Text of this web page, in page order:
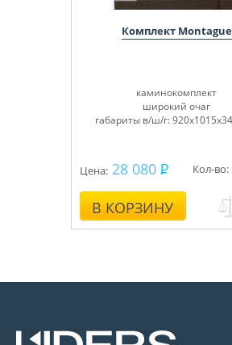
Комплект Montague
каминокомплект
широкий очаг
габариты в/ш/г:
Цена: 28 080
В КОРЗИНУ
Кол-во: